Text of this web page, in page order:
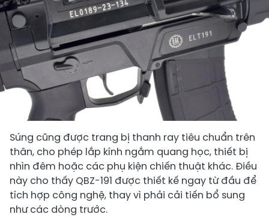
Súng cũng được trang bị thanh ray tiêu chuẩn trên
thân, cho phép lắp kính ngắm quang học, thiết bị
nhìn đêm hoặc các phụ kiện chiến thuật khác. Điều
này cho thấy QBZ-191 được thiết kế ngay từ đầu để
tích hợp công nghệ, thay vì phải cải tiến bổ sung
như các dòng trước.